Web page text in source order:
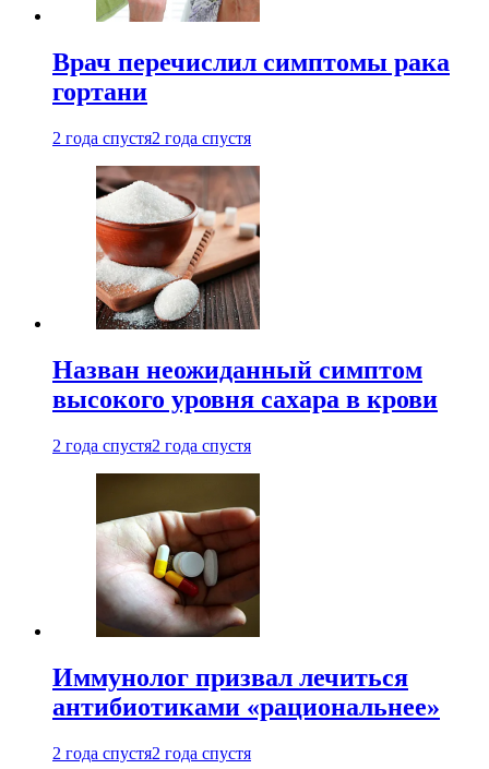
Врач перечислил симптомы рака
гортани
2 года спустя2 года спустя
Назван неожиданный симптом
высокого уровня сахара в крови
2 года спустя2 года спустя
Иммунолог призвал лечиться
антибиотиками «рациональнее»
2 года спустя2 года спустя